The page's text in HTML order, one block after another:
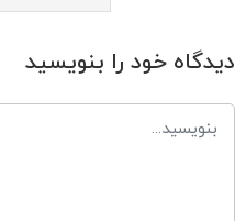
دیدگاه خود را بنویسید